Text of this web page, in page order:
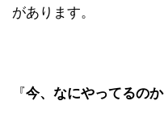
があります。
『今、なにやってるのか